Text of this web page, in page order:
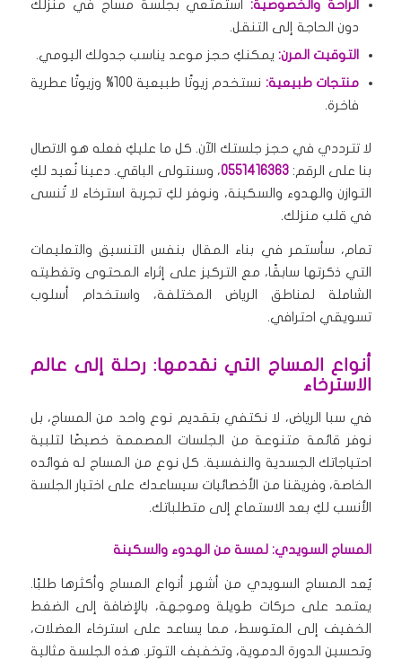
الراحة والخصوصية:استمتعي بجلسة مساج في منزلك
دون الحاجة إلى التنقل.
التوقيت المرن:يمكنكِ حجز موعد يناسب جدولك اليومي.
منتجات طبيعية:
نستخدم زيوتًا طبيعية 100% وزيوتًا عطرية
فاخرة.
لا تترددي في حجز جلستك الآن. كل ما عليكِ فعله هو الاتصال
بنا على الرقم:0551416363، وسنتولى الباقي. دعينا نُعيد لكِ
التوازن والهدوء والسكينة، ونوفر لكِ تجربة استرخاء لا تُنسى
في قلب منزلك.
تمام، سأستمر في بناء المقال بنفس التنسيق والتعليمات
التي ذكرتها سابقًا، مع التركيز على إثراء المحتوى وتغطيته
الشاملة لمناطق الرياض المختلفة، واستخدام أسلوب
تسويقي احترافي.
أنواع المساج التي نقدمها: رحلة إلى عالم
الاسترخاء
في سبا الرياض، لا نكتفي بتقديم نوع واحد من المساج، بل
نوفر قائمة متنوعة من الجلسات المصممة خصيصًا لتلبية
احتياجاتك الجسدية والنفسية. كل نوع من المساج له فوائده
الخاصة، وفريقنا من الأخصائيات سيساعدك على اختيار الجلسة
الأنسب لكِ بعد الاستماع إلى متطلباتك.
المساج السويدي: لمسة من الهدوء والسكينة
يُعد المساج السويدي من أشهر أنواع المساج وأكثرها طلبًا.
يعتمد على حركات طويلة وموجهة، بالإضافة إلى الضغط
الخفيف إلى المتوسط، مما يساعد على استرخاء العضلات،
وتحسين الدورة الدموية، وتخفيف التوتر. هذه الجلسة مثالية